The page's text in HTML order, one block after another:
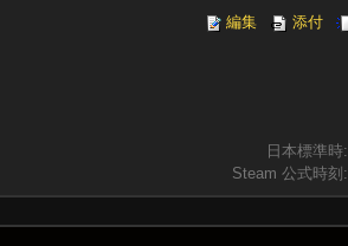
編集 添付
日本標準時:
Steam 公式時刻: